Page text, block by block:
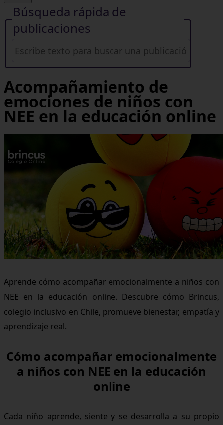
Búsqueda rápida de
publicaciones
Acompañamiento de
emociones de niños con
NEE en la educación online
Aprende cómo acompañar emocionalmente a niños con
NEE en la educación online. Descubre cómo Brincus,
colegio inclusivo en Chile, promueve bienestar, empatía y
aprendizaje real.
Cómo acompañar emocionalmente
a niños con NEE en la educación
online
Cada niño aprende, siente y se desarrolla a su propio